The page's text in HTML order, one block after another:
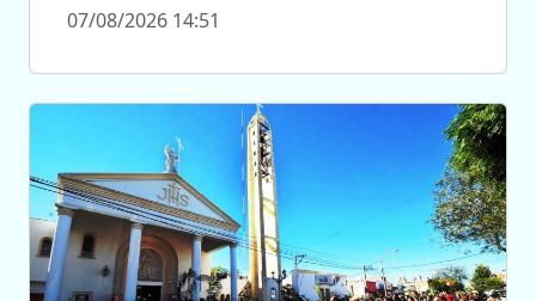
07/08/2026 14:51